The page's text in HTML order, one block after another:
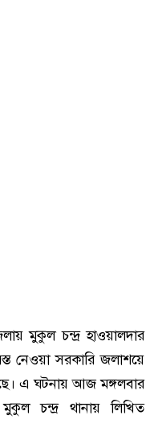
মুকুল চন্দ্র হাওয়ালদার
নেওয়া সরকারি জলাশয়ে
এ ঘটনায় আজ মঙ্গলবার
চন্দ্র থানায় লিখিত